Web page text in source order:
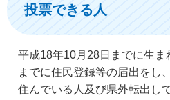
投票できる人
平成18年10月28日までに生ま
までに住民登録等の届出をし
住んでいる人及び県外転出し